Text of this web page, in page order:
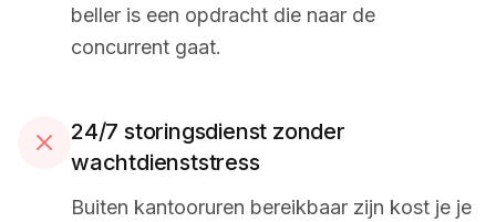
beller is een opdracht die naar de
concurrent gaat.
24/7 storingsdienst zonder
wachtdienststress
Buiten kantooruren bereikbaar zijn kost je je